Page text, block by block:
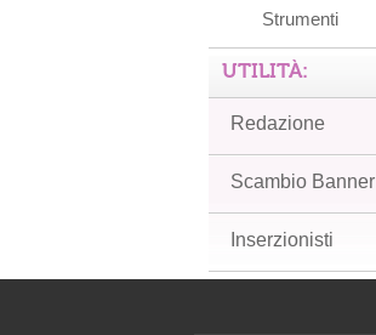
Strumenti
UTILITÀ:
Redazione
Scambio Banner
Inserzionisti